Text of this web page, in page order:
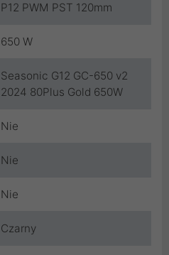
P12 PWM PST 120mm
650 W
Seasonic G12 GC-650 v2
2024 80Plus Gold 650W
Nie
Nie
Nie
Czarny